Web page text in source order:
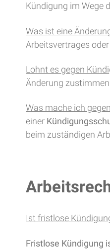
Kündigung im Wege
Was ist eine
Arbeitsvertrages
Lohnt es gegen
Änderung
Was mache ich
einer
beim zuständigen
Ist fristlose
Fristlose Kündigung